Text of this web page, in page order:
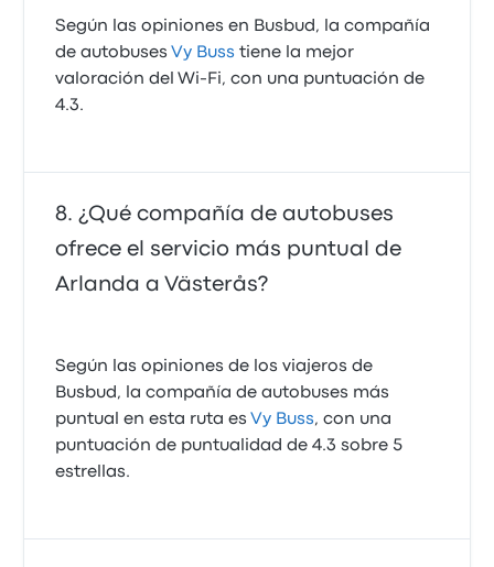
Según las opiniones en Busbud, la compañía
de autobuses Vy Buss tiene la mejor
valoración del Wi-Fi, con una puntuación de
4.3.
¿Qué compañía de autobuses
ofrece el servicio más puntual de
Arlanda a Västerås?
Según las opiniones de los viajeros de
Busbud, la compañía de autobuses más
puntual en esta ruta es Vy Buss, con una
puntuación de puntualidad de 4.3 sobre 5
estrellas.